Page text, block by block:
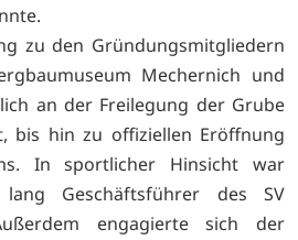
zu den Gründungsmitgliedern
Mechernich und
an der Freilegung der Grube
bis hin zu offiziellen Eröffnung
In sportlicher Hinsicht war
Geschäftsführer des SV
engagierte sich der